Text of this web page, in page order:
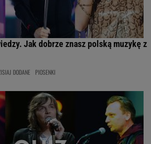
Jak dobrze znasz polską muzykę z
DODANE PIOSENKI